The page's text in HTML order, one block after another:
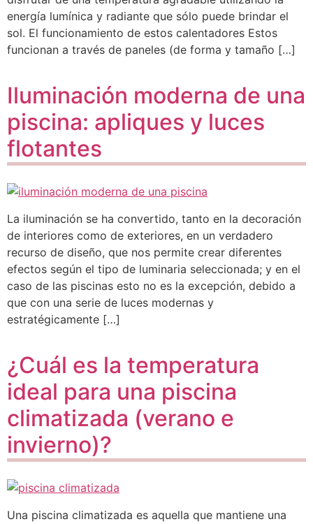
energía lumínica y radiante que sólo puede brindar el
sol. El funcionamiento de estos calentadores Estos
funcionan a través de paneles (de forma y tamaño […]
Iluminación moderna de una
piscina: apliques y luces
flotantes
La iluminación se ha convertido, tanto en la decoración
de interiores como de exteriores, en un verdadero
recurso de diseño, que nos permite crear diferentes
efectos según el tipo de luminaria seleccionada; y en el
caso de las piscinas esto no es la excepción, debido a
que con una serie de luces modernas y
estratégicamente […]
¿Cuál es la temperatura
ideal para una piscina
climatizada (verano e
invierno)?
Una piscina climatizada es aquella que mantiene una